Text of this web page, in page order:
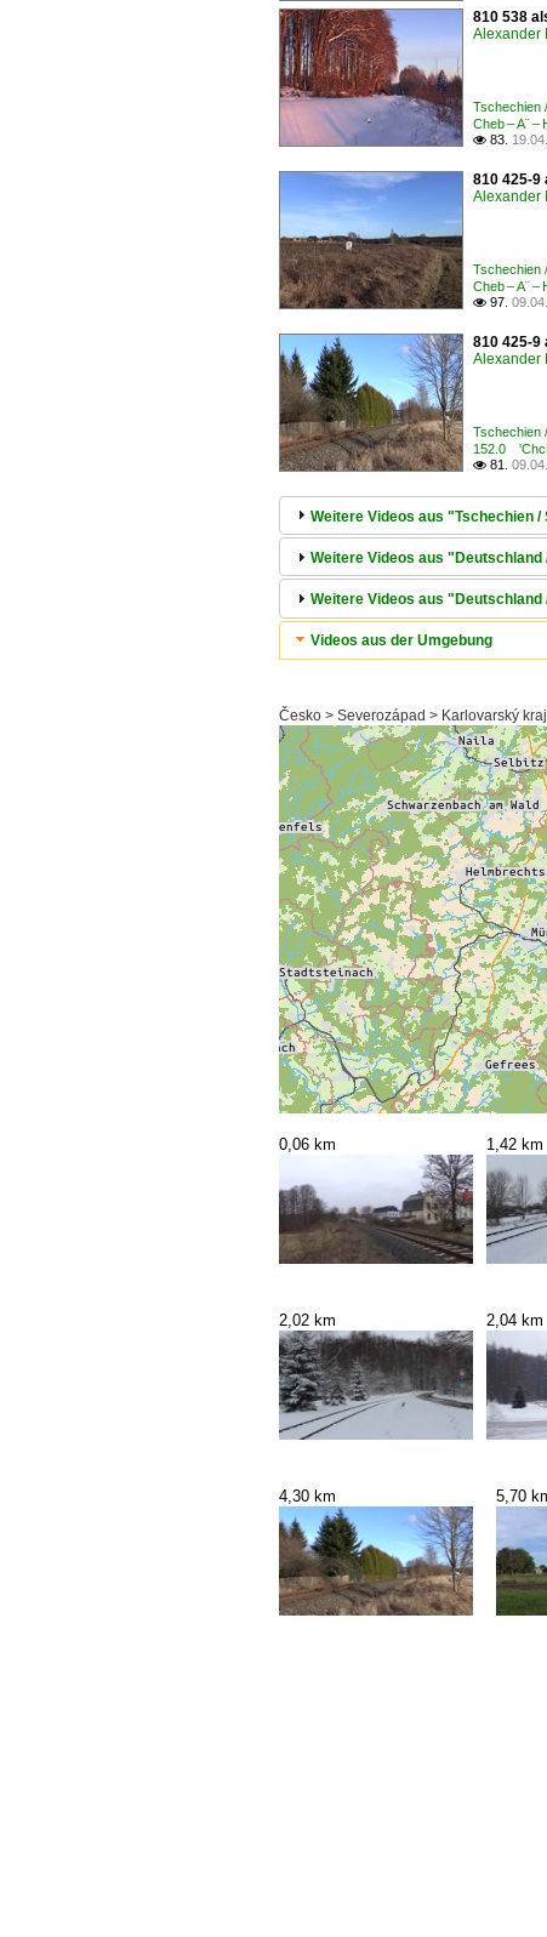
810 538
Alexander
Tschechien
Cheb – A¨
 83.
810 425-9
Alexander
Tschechien
Cheb – A¨
 97.
810 425-9
Alexander
Tschechien
152.0
 81.
Weitere Videos aus "Tschechien
Weitere Videos aus "Deutschland
Weitere Videos aus
Videos aus der Umgebung
Česko > Severozápad > Karlovarský
0,06 km 1,42 km
2,02 km 2,04 km
4,30 km 5,70